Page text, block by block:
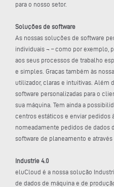
para o nosso setor.
Soluções de software
As nossas soluções de software
individuais ¬ – como por exemplo,
aos seus processos de trabalho
e simples. Graças também às
utilizador, claras e intuitivas. Além
software personalizadas para o
sua máquina. Tem ainda a
centros estáticos e enviar pedidos
nomeadamente pedidos de dados
software de planeamento e
Industrie 4.0
eluCloud é a nossa solução
de dados de máquina e de